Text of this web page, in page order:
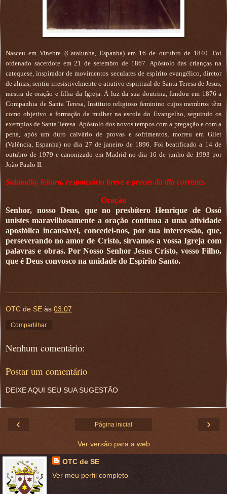
Nasceu em Vinebre (Catalunha, Espanha) em 16 de outubro de 1840. Foi
ordenado sacerdote em 21 de setembro de 1867. Apóstolo das crianças na
catequese, inspirador de movimentos seculares de espírito evangélico, diretor
de almas, sentiu irresistivelmente o atrativo espiritual de Santa Teresa de Jesus,
mestra de oração e filha da Igreja. À luz da sua doutrina, fundou em 1876 a
Companhia de Santa Teresa, Instituto religioso feminino cujos membros têm
como objetivo a formação da mulher na escola do Evangelho, seguindo os
exemplos de Santa Teresa. Apóstolo dos novos tempos com a pregação e com a
pena, após um duro calvário de provas e sofrimentos, morreu em Gilet
(Valência, Espanha) no dia 27 de janeiro de 1896. Foi beatificado a 14 de
outubro de 1979 e canonizado em Madrid no dia 16 de junho de 1993 por
João Paulo II.
Salmodia, leitura, responsório breve e preces do dia corrente.
Oração
Senhor, nosso Deus, que no presbítero Henrique de Ossó
unistes maravilhosamente a oração contínua a uma atividade
apostólica incansável, concedei-nos, por sua intercessão, que,
perseverando no amor de Cristo, sirvamos a vossa Igreja com
palavras e obras. Por Nosso Senhor Jesus Cristo, vosso Filho,
que é Deus convosco na unidade do Espírito Santo.
OTC de SE às 03:07
Compartilhar
Nenhum comentário:
Postar um comentário
DEIXE AQUI SEU SUA SUGESTÃO
‹ ›
Página inicial
Ver versão para a web
OTC de SE
Ver meu perfil completo